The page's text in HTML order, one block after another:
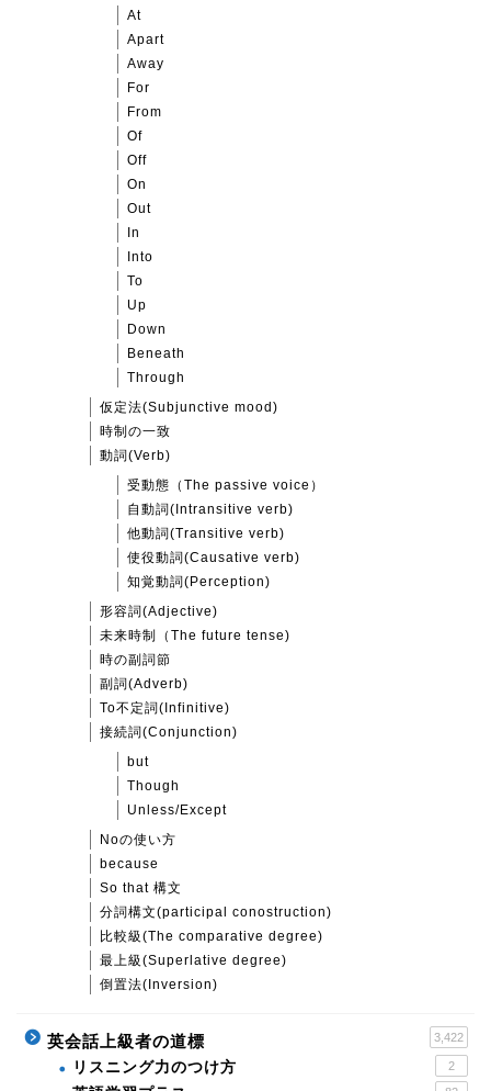
At
Apart
Away
For
From
Of
Off
On
Out
In
Into
To
Up
Down
Beneath
Through
仮定法(Subjunctive mood)
時制の一致
動詞(Verb)
受動態（The passive voice）
自動詞(Intransitive verb)
他動詞(Transitive verb)
使役動詞(Causative verb)
知覚動詞(Perception)
形容詞(Adjective)
未来時制（The future tense)
時の副詞節
副詞(Adverb)
To不定詞(Infinitive)
接続詞(Conjunction)
but
Though
Unless/Except
Noの使い方
because
So that 構文
分詞構文(participal conostruction)
比較級(The comparative degree)
最上級(Superlative degree)
倒置法(Inversion)
英会話上級者の道標 3,422
リスニング力のつけ方 2